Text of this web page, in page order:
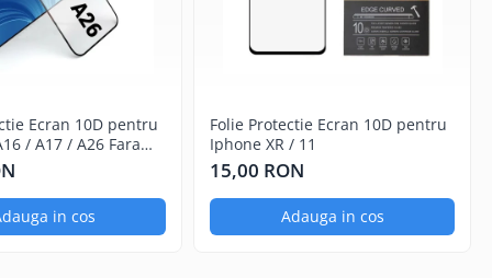
Ecran 10D pentru
/ A17 / A26 Fara
in cos
Folie Protectie Ecran 10D pentru
Iphone XR / 11
15,00 RON
Adauga in cos